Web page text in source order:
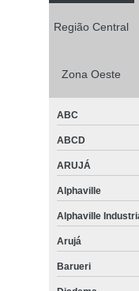
Região Central
Zona Oeste
ABC
ABCD
ARUJÁ
Alphaville
Alphaville
Arujá
Barueri